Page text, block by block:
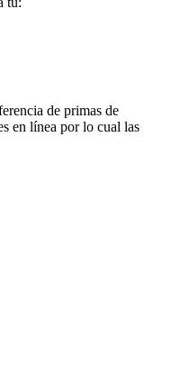
de primas de
en línea por lo cual las